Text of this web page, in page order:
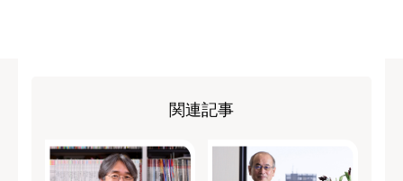
関連記事